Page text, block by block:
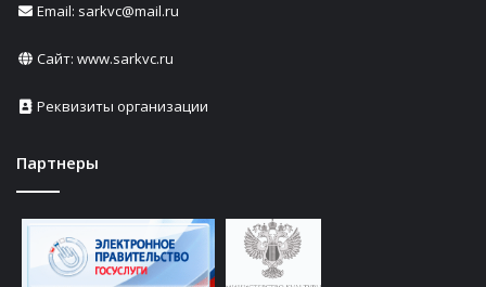
Email: sarkvc@mail.ru
Сайт: www.sarkvc.ru
Реквизиты организации
Партнеры